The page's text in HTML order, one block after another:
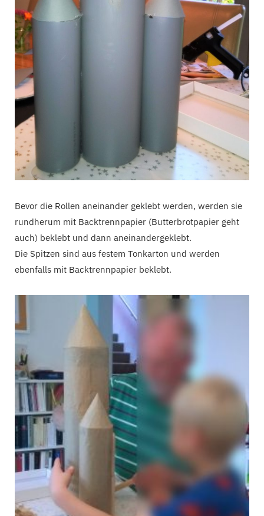
Bevor die Rollen aneinander geklebt werden, werden sie
rundherum mit Backtrennpapier (Butterbrotpapier geht
auch) beklebt und dann aneinandergeklebt.
Die Spitzen sind aus festem Tonkarton und werden
ebenfalls mit Backtrennpapier beklebt.